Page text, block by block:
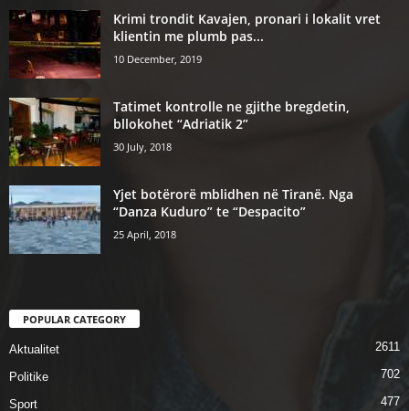
Krimi trondit Kavajen, pronari i lokalit vret
klientin me plumb pas...
10 December, 2019
Tatimet kontrolle ne gjithe bregdetin,
bllokohet “Adriatik 2”
30 July, 2018
Yjet botërorë mblidhen në Tiranë. Nga
“Danza Kuduro” te “Despacito”
25 April, 2018
POPULAR CATEGORY
Aktualitet 2611
Politike 702
Sport 477